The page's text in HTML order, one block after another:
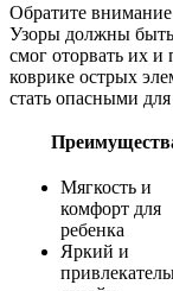
Обратите внимание
Узоры должны
смог оторвать их и
коврике острых
стать опасными для
Мягкость и
комфорт для
ребенка
Яркий и